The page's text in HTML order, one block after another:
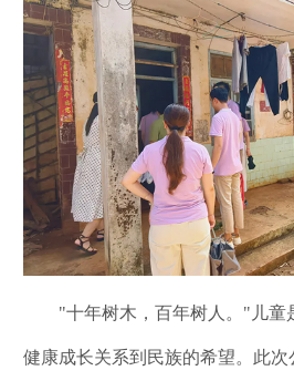
"十年树木，百年树人。"儿童
健康成长关系到民族的希望。此